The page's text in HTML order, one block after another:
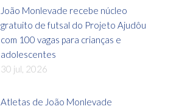
João Monlevade recebe núcleo
gratuito de futsal do Projeto Ajudôu
com 100 vagas para crianças e
adolescentes
30 jul, 2026
Atletas de João Monlevade